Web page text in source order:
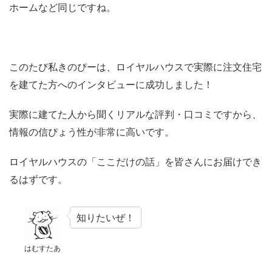
ホームなど同じですね。
このたび私きのぴーは、ロイヤルハウスで実際に注文住宅
を建てた方へのインタビューに成功しました！
実際に建てた人から聞くリアルな評判・口コミですから、
情報の信ぴょう性が非常に高いです。
ロイヤルハウスの「ここだけの話」を皆さんにお届けでき
るはずです。
はむすたあ
知りたいぜ！